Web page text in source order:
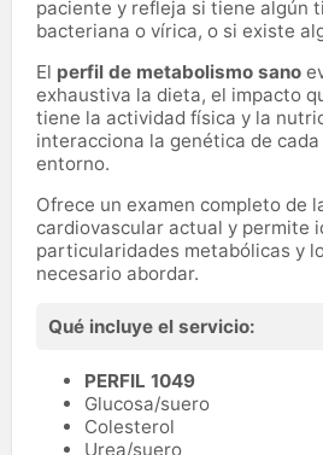
paciente y refleja si tiene algún
bacteriana o vírica, o si existe
El perfil de metabolismo sano
exhaustiva la dieta, el impacto
tiene la actividad física y la
interacciona la genética de
entorno.
Ofrece un examen completo de
cardiovascular actual y permite
particularidades metabólicas y
necesario abordar.
Qué incluye el servicio:
PERFIL 1049
Glucosa/suero
Colesterol
Urea/suero